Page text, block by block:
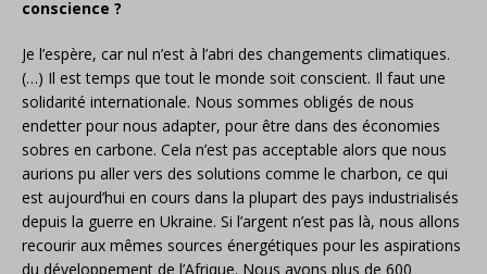
conscience ?
Je l’espère, car nul n’est à l’abri des changements climatiques.
(…) Il est temps que tout le monde soit conscient. Il faut une
solidarité internationale. Nous sommes obligés de nous
endetter pour nous adapter, pour être dans des économies
sobres en carbone. Cela n’est pas acceptable alors que nous
aurions pu aller vers des solutions comme le charbon, ce qui
est aujourd’hui en cours dans la plupart des pays industrialisés
depuis la guerre en Ukraine. Si l’argent n’est pas là, nous allons
recourir aux mêmes sources énergétiques pour les aspirations
du développement de l’Afrique. Nous avons plus de 600